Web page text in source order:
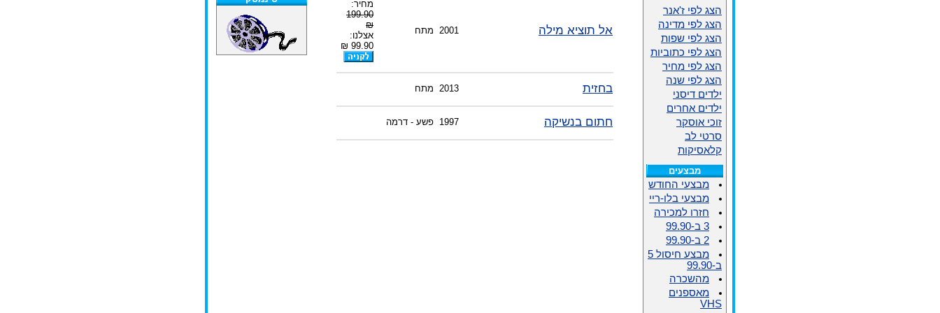
אל תוציא מילה 2001 מתח
מחיר:
199.90
₪
אצלנו:
99.90 ₪
בחזית 2013 מתח
חתום בנשיקה 1997 פשע - דרמה
הצג לפי ז'אנר
הצג לפי מדינה
הצג לפי שפות
הצג לפי כתוביות
הצג לפי מחיר
הצג לפי שנה
ילדים דיסני
ילדים אחרים
זוכי אוסקר
סרטי לב
קלאסיקות
מבצעים
מבצעי החודש
מבצעי בלו-ריי
חזרו למכירה
3 ב-99.90
2 ב-99.90
מבצע חיסול 5
ב-99.90
מהשכרה
מאספנים
VHS